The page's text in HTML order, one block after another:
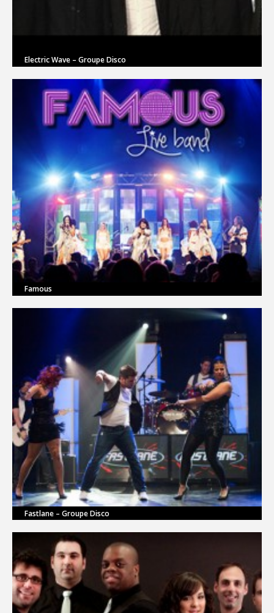
Electric Wave – Groupe Disco
Famous
Fastlane – Groupe Disco